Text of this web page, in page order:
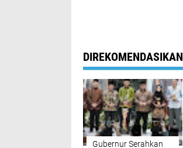
DIREKOMENDASIKAN
Gubernur Serahkan